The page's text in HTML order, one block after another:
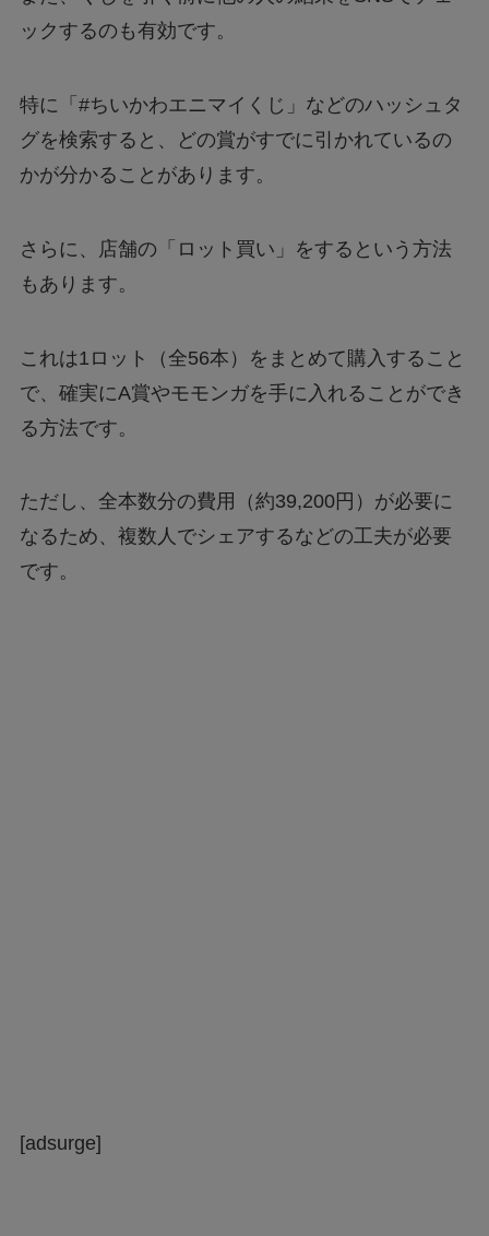
ックするのも有効です。
特に「#ちいかわエニマイくじ」などのハッシュタ
グを検索すると、どの賞がすでに引かれているの
かが分かることがあります。
さらに、店舗の「ロット買い」をするという方法
もあります。
これは1ロット（全56本）をまとめて購入すること
で、確実にA賞やモモンガを手に入れることができ
る方法です。
ただし、全本数分の費用（約39,200円）が必要に
なるため、複数人でシェアするなどの工夫が必要
です。
[adsurge]